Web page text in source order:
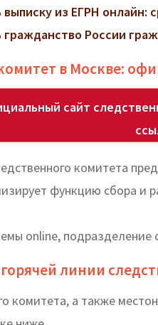
выписку из ЕГРН онлайн:
гражданство России
в Москве:
сайт
комитета
функцию сбора и
online, подразделение
линии
комитета, а также